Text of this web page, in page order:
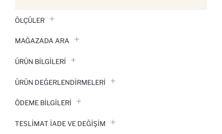
ÖLÇÜLER
MAĞAZADA ARA
ÜRÜN BILGILERI
ÜRÜN DEĞERLENDİRMELERİ
ÖDEME BİLGİLERİ
TESLIMAT İADE VE DEĞIŞIM